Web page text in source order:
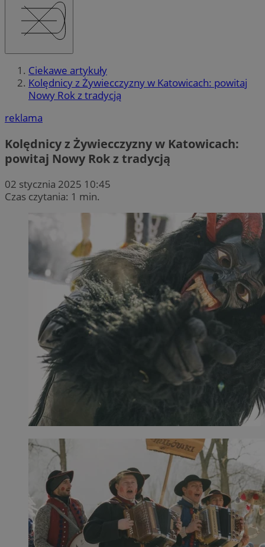
Ciekawe artykuły
Kolędnicy z Żywiecczyzny w Katowicach: powitaj
Nowy Rok z tradycją
reklama
Kolędnicy z Żywiecczyzny w Katowicach:
powitaj Nowy Rok z tradycją
02 stycznia 2025 10:45
Czas czytania: 1 min.